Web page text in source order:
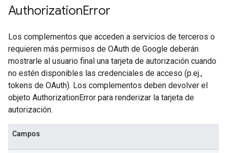
AuthorizationError
Los complementos que acceden a servicios de terceros o
requieren más permisos de OAuth de Google deberán
mostrarle al usuario final una tarjeta de autorización cuando
no estén disponibles las credenciales de acceso (p.ej.,
tokens de OAuth). Los complementos deben devolver el
objeto AuthorizationError para renderizar la tarjeta de
autorización.
Campos